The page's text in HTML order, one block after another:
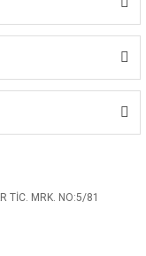
TİC. MRK. NO:5/81